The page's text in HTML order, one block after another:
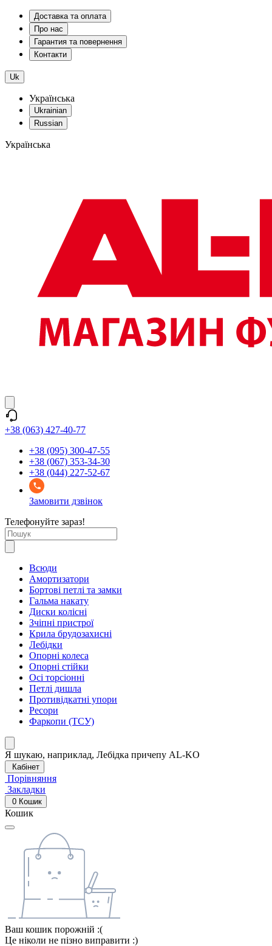
Доставка та оплата
Про нас
Гарантия та повернення
Контакти
Uk
Українська
Ukrainian
Russian
Українська
+38 (063) 427-40-77
+38 (095) 300-47-55
+38 (067) 353-34-30
+38 (044) 227-52-67
Замовити дзвінок
Телефонуйте зараз!
Всюди
Амортизатори
Бортові петлі та замки
Гальма накату
Диски колісні
Зчіпні пристрої
Крила брудозахисні
Лебідки
Опорні колеса
Опорні стійки
Осі торсіонні
Петлі дишла
Противідкатні упори
Ресори
Фаркопи (ТСУ)
Я шукаю, наприклад, Лебідка причепу AL-KO
Кабінет
Порівняння
Закладки
0 Кошик
Кошик
Ваш кошик порожній :(
Це ніколи не пізно виправити :)